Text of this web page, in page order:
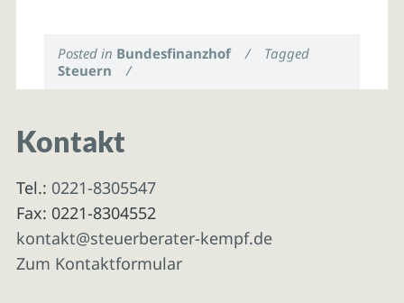
Posted in Bundesfinanzhof /
Tagged
Steuern
/
Kontakt
Tel.: 0221-8305547
Fax: 0221-8304552
kontakt@steuerberater-kempf.de
Zum Kontaktformular